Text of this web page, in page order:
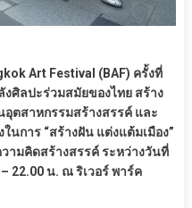
Art Festival (BAF) ครั้งที่
ศิลปะร่วมสมัยของไทย สร้าง
อุตสาหกรรมสร้างสรรค์ และ
การ “สร้างฝัน แต่งแต้มเมือง”
มคิดสร้างสรรค์ ระหว่างวันที่
22.00 น. ณ ริเวอร์ พาร์ค